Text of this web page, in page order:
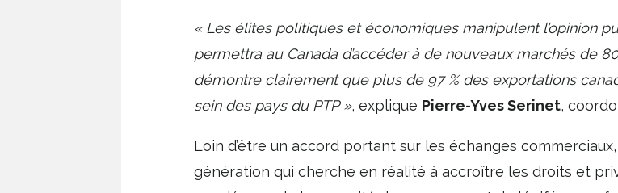
« Les élites politiques et économiques manipulent l’opinion
permettra au Canada d’accéder à de nouveaux marchés de
démontre clairement que plus de 97 % des exportations
sein des pays du PTP », explique Pierre-Yves Serinet,
Loin d’être un accord portant sur les échanges
génération qui cherche en réalité à accroître les droits et